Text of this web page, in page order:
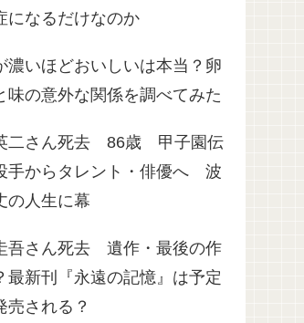
になるだけなのか
濃いほどおいしいは本当？卵
味の意外な関係を調べてみた
二さん死去 86歳 甲子園伝
手からタレント・俳優へ 波
の人生に幕
吾さん死去 遺作・最後の作
最新刊『永遠の記憶』は予定
売される？